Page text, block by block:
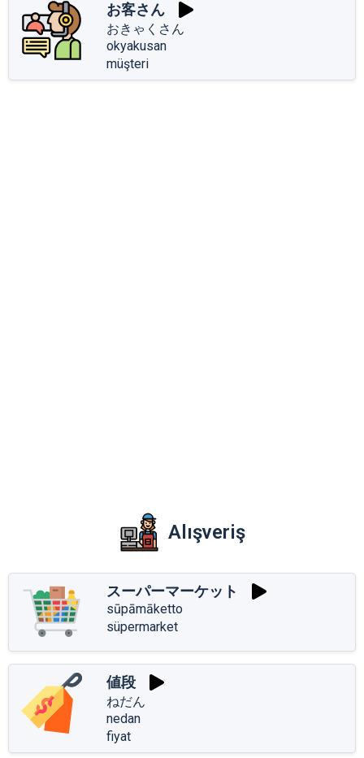
お客さん
おきゃくさん
okyakusan
müşteri
Alışveriş
スーパーマーケット
sūpāmāketto
süpermarket
値段
ねだん
nedan
fiyat